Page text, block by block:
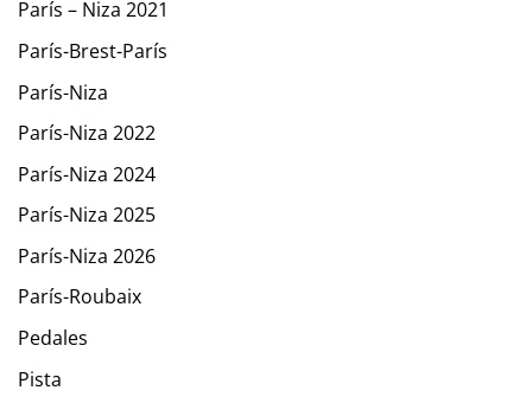
París – Niza 2021
París-Brest-París
París-Niza
París-Niza 2022
París-Niza 2024
París-Niza 2025
París-Niza 2026
París-Roubaix
Pedales
Pista